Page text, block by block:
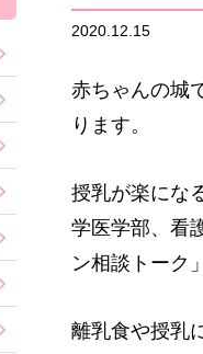
2020.12.15
赤ちゃんの城
ります。
授乳が楽にな
学医学部、看
ン相談トーク
離乳食や授乳